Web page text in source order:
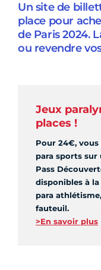
Un site de
place pour
de Paris 2024.
ou revendre
Jeux
places !
Pour 24€,
para sports sur
Pass
disponibles à
para
fauteuil.
>En savoir plus